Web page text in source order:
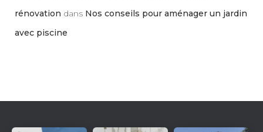
rénovation dans Nos conseils pour aménager un jardin
avec piscine